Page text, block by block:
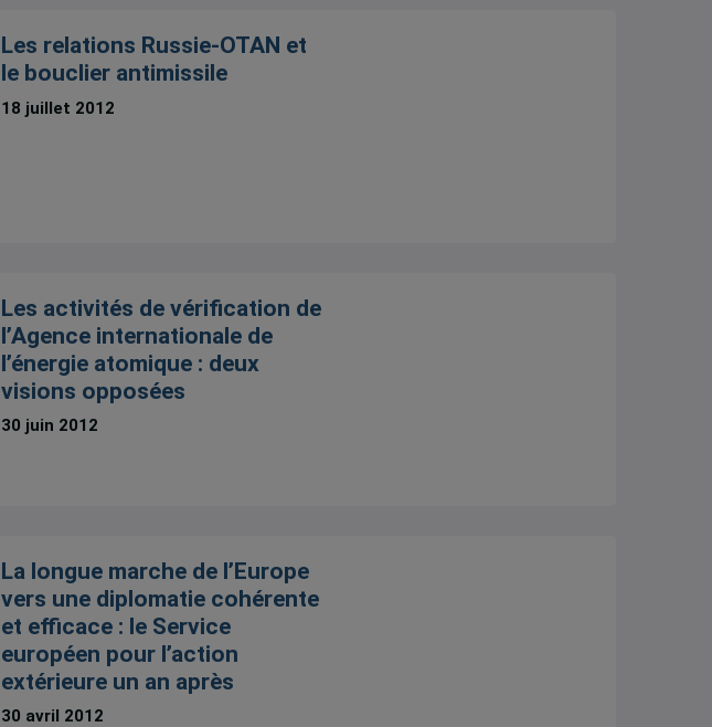
Les relations Russie-OTAN et
le bouclier antimissile
18 juillet 2012
Les activités de vérification de
l’Agence internationale de
l’énergie atomique : deux
visions opposées
30 juin 2012
La longue marche de l’Europe
vers une diplomatie cohérente
et efficace : le Service
européen pour l’action
extérieure un an après
30 avril 2012